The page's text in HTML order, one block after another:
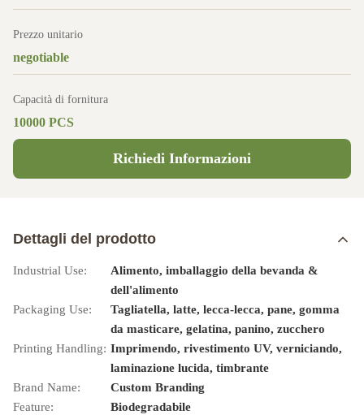
Prezzo unitario
negotiable
Capacità di fornitura
10000 PCS
Richiedi Informazioni
Dettagli del prodotto
Industrial Use:
Alimento, imballaggio della bevanda &
dell'alimento
Packaging Use:
Tagliatella, latte, lecca-lecca, pane, gomma
da masticare, gelatina, panino, zucchero
Printing Handling: Imprimendo, rivestimento UV, verniciando,
laminazione lucida, timbrante
Brand Name:
Custom Branding
Feature:
Biodegradabile